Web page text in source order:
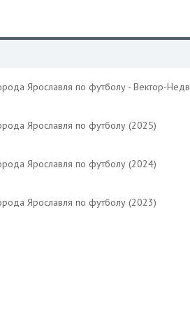
Ярославля по футболу - Вектор-
Ярославля по футболу (2025)
Ярославля по футболу (2024)
Ярославля по футболу (2023)